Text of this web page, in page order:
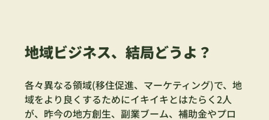
地域ビジネス、結局どうよ？
各々異なる領域(移住促進、マーケティング)で、地
域をより良くするためにイキイキとはたらく2人
が、昨今の地方創生、副業ブーム、補助金やプロ